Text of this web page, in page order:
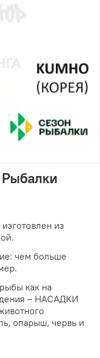
из
чем больше
как на
– НАСАДКИ
опарыш, червь и